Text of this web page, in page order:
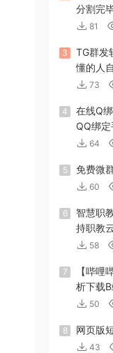
分割完
81
3
TG群发
懂的人
73
4
在线Q
QQ绑
64
5 免费微
60
6
智慧职
持职教
58
7
【哔哩
析下载
50
8 网页版
43